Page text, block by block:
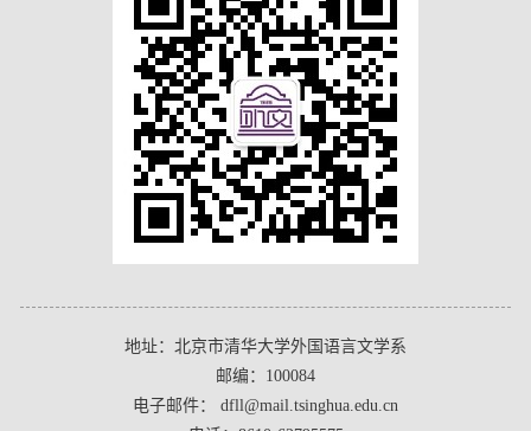
地址：北京市清华大学外国语言文学系
邮编：100084
电子邮件： dfll@mail.tsinghua.edu.cn